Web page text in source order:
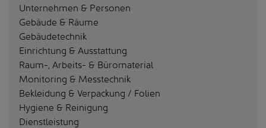
Unternehmen & Personen
Gebäude & Räume
Gebäudetechnik
Einrichtung & Ausstattung
Raum-, Arbeits- & Büromaterial
Monitoring & Messtechnik
Bekleidung & Verpackung / Folien
Hygiene & Reinigung
Dienstleistung